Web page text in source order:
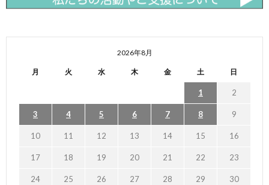
2026年8月
月 火 水 木 金 土 日
1 2
3 4 5 6 7 8 9
10 11 12 13 14 15 16
17 18 19 20 21 22 23
24 25 26 27 28 29 30